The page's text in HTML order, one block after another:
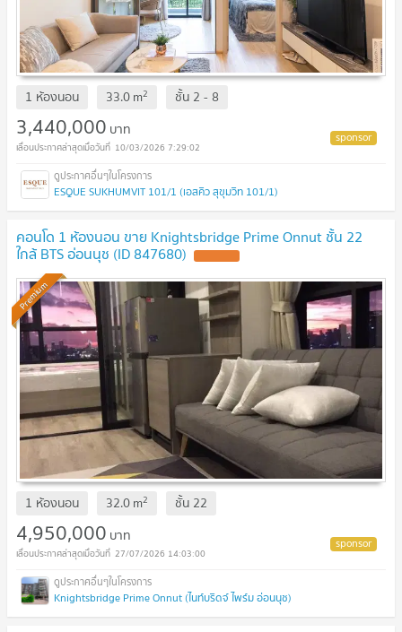
1 ห้องนอน 33.0m2 ชั้น 2 - 8
3,440,000 บาท
10/03/2026 7:29:02
ESQUE SUKHUMVIT 101/1 (เอสคิว สุขุมวิท 101/1)
คอนโด 1 ห้องนอน ขาย Knightsbridge Prime Onnut ชั้น 22
ใกล้ BTS อ่อนนุช (ID 847680)
Premium
1 ห้องนอน 32.0m2 ชั้น 22
4,950,000 บาท
27/07/2026 14:03:00
Knightsbridge Prime Onnut (ไนท์บริดจ์ ไพร์ม อ่อนนุช)